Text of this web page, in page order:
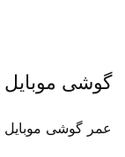
گوشی موبایل